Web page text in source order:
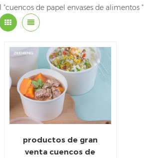
"cuencos de papel envases de alimentos "
productos de gran
venta cuencos de